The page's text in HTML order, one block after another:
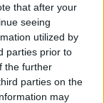
that after your
seeing
utilized by
parties prior to
the further
parties on the
may
defendió. Así,
quiere que los
única manera de
economía”.